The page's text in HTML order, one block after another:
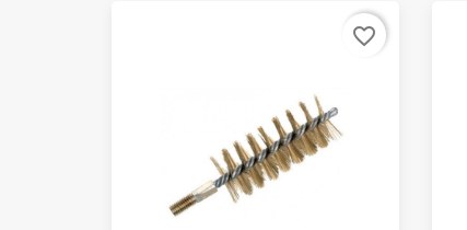
favorite_border